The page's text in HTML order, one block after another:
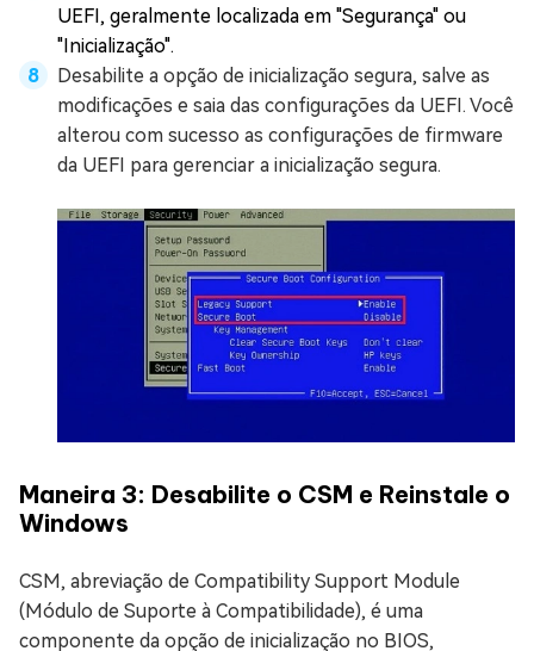
UEFI, geralmente localizada em "Segurança" ou
"Inicialização".
Desabilite a opção de inicialização segura, salve as
modificações e saia das configurações da UEFI. Você
alterou com sucesso as configurações de firmware
da UEFI para gerenciar a inicialização segura.
Maneira 3: Desabilite o CSM e Reinstale o
Windows
CSM, abreviação de Compatibility Support Module
(Módulo de Suporte à Compatibilidade), é uma
componente da opção de inicialização no BIOS,